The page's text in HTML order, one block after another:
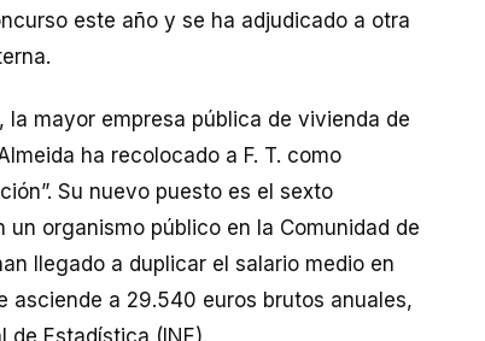
este año y se ha adjudicado a otra
la mayor empresa pública de vivienda de
ha recolocado a F. T. como
Su nuevo puesto es el sexto
organismo público en la Comunidad de
llegado a duplicar el salario medio en
asciende a 29.540 euros brutos anuales,
Estadística (INE).